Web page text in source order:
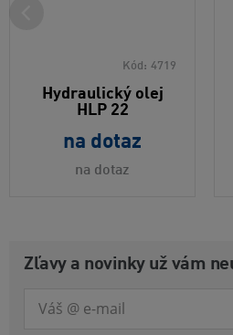
Kód: 4719
Hydraulický olej
HLP 22
na dotaz
na dotaz
Zľavy a novinky už vám